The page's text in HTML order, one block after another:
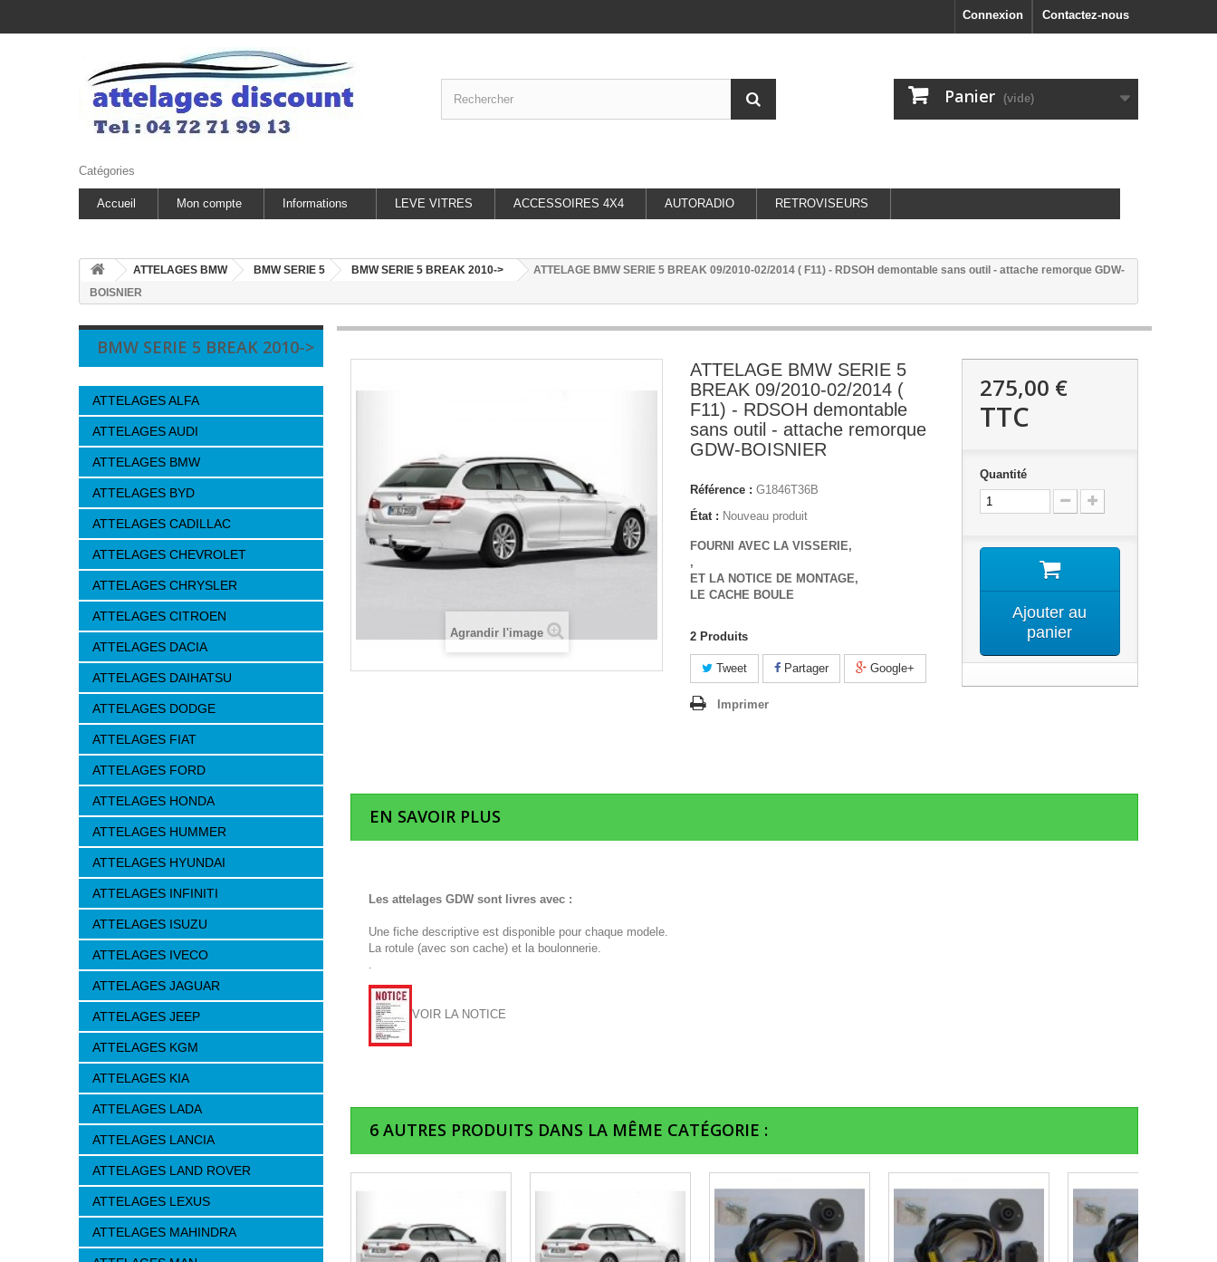
Contactez-nous
Connexion
Panier (vide)
Catégories
Accueil Mon compte Informations LEVE VITRES ACCESSOIRES 4X4 AUTORADIO RETROVISEURS
ATTELAGES BMW BMW SERIE 5 BMW SERIE 5 BREAK 2010->
ATTELAGE BMW SERIE 5 BREAK 09/2010-02/2014 ( F11) - RDSOH demontable sans outil - attache remorque GDW-
BOISNIER
BMW SERIE 5 BREAK 2010->
ATTELAGES ALFA
ATTELAGES AUDI
ATTELAGES BMW
ATTELAGES BYD
ATTELAGES CADILLAC
ATTELAGES CHEVROLET
ATTELAGES CHRYSLER
ATTELAGES CITROEN
ATTELAGES DACIA
ATTELAGES DAIHATSU
ATTELAGES DODGE
ATTELAGES FIAT
ATTELAGES FORD
ATTELAGES HONDA
ATTELAGES HUMMER
ATTELAGES HYUNDAI
ATTELAGES INFINITI
ATTELAGES ISUZU
ATTELAGES IVECO
ATTELAGES JAGUAR
ATTELAGES JEEP
ATTELAGES KGM
ATTELAGES KIA
ATTELAGES LADA
ATTELAGES LANCIA
ATTELAGES LAND ROVER
ATTELAGES LEXUS
ATTELAGES MAHINDRA
Agrandir l'image
ATTELAGE BMW SERIE 5
BREAK 09/2010-02/2014 (
F11) - RDSOH demontable
sans outil - attache remorque
GDW-BOISNIER
Référence : G1846T36B
État : Nouveau produit
FOURNI AVEC LA VISSERIE,
,
ET LA NOTICE DE MONTAGE,
LE CACHE BOULE
2 Produits
Tweet Partager Google+
Imprimer
275,00 €
TTC
Quantité
Ajouter au
panier
EN SAVOIR PLUS
Les attelages GDW sont livres avec :
Une fiche descriptive est disponible pour chaque modele.
La rotule (avec son cache) et la boulonnerie.
.
VOIR LA NOTICE
6 AUTRES PRODUITS DANS LA MÊME CATÉGORIE :